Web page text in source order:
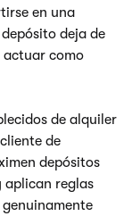
en una
deja de
actuar como
de alquiler
de
depósitos
aplican reglas